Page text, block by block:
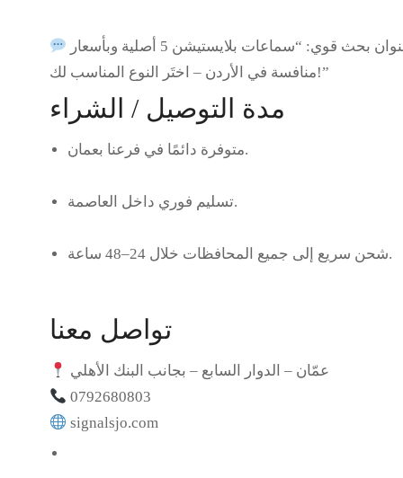
بحث قوي:
“سماعات بلايستيشن 5 أصلية وبأسعار
منافسة في الأردن – اختَر النوع المناسب لك!”
مدة التوصيل / الشراء
متوفرة دائمًا في فرعنا بعمان.
تسليم فوري داخل العاصمة.
شحن سريع إلى جميع المحافظات خلال 24–48 ساعة.
تواصل معنا
عمّان – الدوار السابع – بجانب البنك الأهلي
0792680803
signalsjo.com